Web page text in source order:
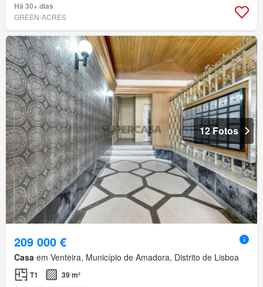
Há 30+ dias
GREEN-ACRES
12 Fotos
209 000 €
Casa em Venteira, Município de Amadora, Distrito de Lisboa
T1 39 m²